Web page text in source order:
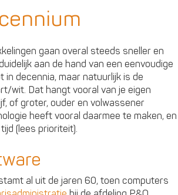
gaan overal steeds sneller en
aan de hand van een eenvoudige
in decennia, maar natuurlijk is de
wit. Dat hangt vooral van je eigen
of groter, ouder en volwassener
heeft vooral daarmee te maken, en
(lees prioriteit).
al uit de jaren 60, toen computers